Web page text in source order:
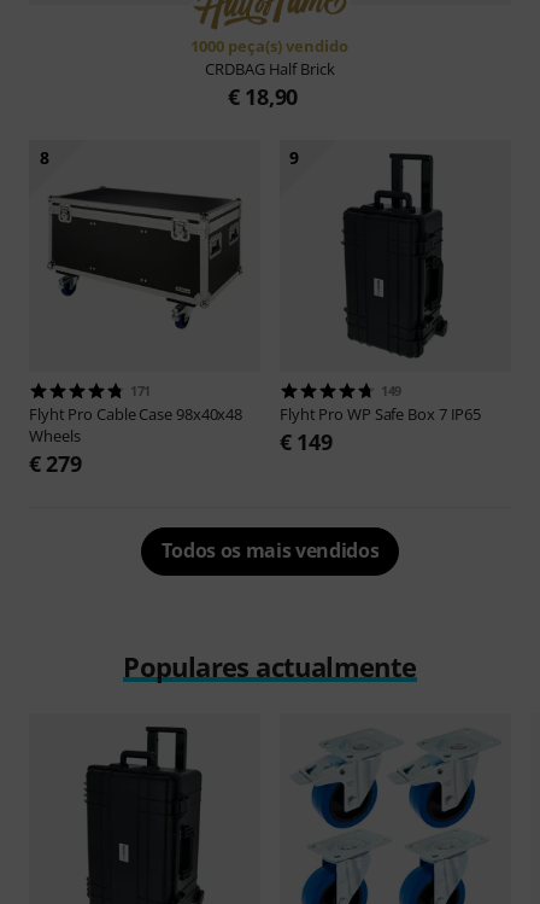
1000 peça(s) vendido
CRDBAG Half Brick
€ 18,90
8
171
Flyht Pro Cable Case 98x40x48
Wheels
€ 279
9
149
Flyht Pro WP Safe Box 7 IP65
€ 149
Todos os mais vendidos
Populares actualmente